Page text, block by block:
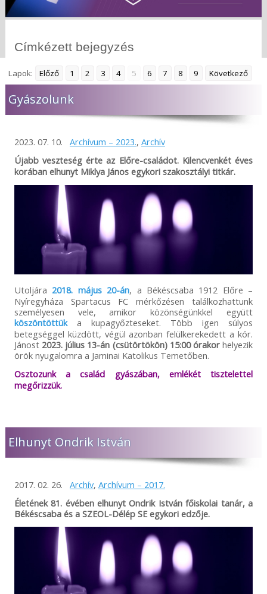
Címkézett bejegyzés
Lapok: Előző 1 2 3 4 5 6 7 8 9 Következő
Gyászolunk
2023. 07. 10. Archívum – 2023., Archív
Újabb veszteség érte az Előre-családot. Kilencvenkét éves
korában elhunyt Miklya János egykori szakosztályi titkár.
Utoljára 2018. május 20-án, a Békéscsaba 1912 Előre –
Nyíregyháza Spartacus FC mérkőzésen találkozhattunk
személyesen vele, amikor közönségünkkel együtt
köszöntöttüka kupagyőzteseket. Több igen súlyos
betegséggel küzdött, végül azonban felülkerekedett a kór.
Jánost 2023. július 13-án (csütörtökön) 15:00 órakorhelyezik
örök nyugalomra a Jaminai Katolikus Temetőben.
Osztozunk a család gyászában, emlékét tisztelettel
megőrizzük.
Elhunyt Ondrik István
2017. 02. 26. Archív, Archívum – 2017.
Életének 81. évében elhunyt Ondrik István főiskolai tanár, a
Békéscsaba és a SZEOL-Délép SE egykori edzője.